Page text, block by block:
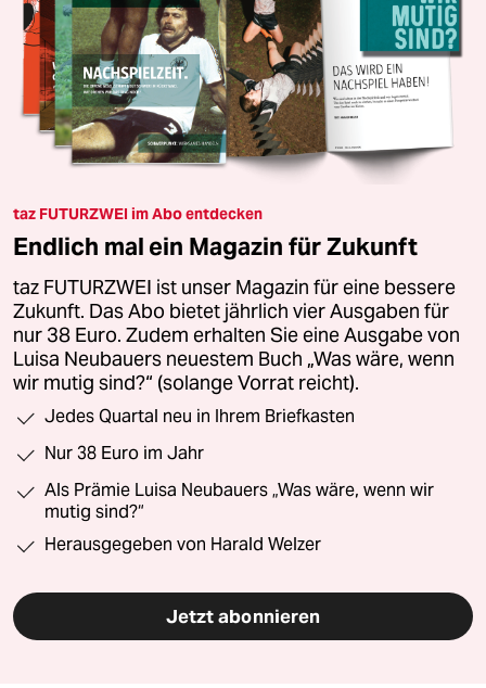
taz FUTURZWEI im Abo entdecken
Endlich mal ein Magazin für Zukunft
taz FUTURZWEI ist unser Magazin für eine bessere
Zukunft. Das Abo bietet jährlich vier Ausgaben für
nur 38 Euro. Zudem erhalten Sie eine Ausgabe von
Luisa Neubauers neuestem Buch „Was wäre, wenn
wir mutig sind?“ (solange Vorrat reicht).
Jedes Quartal neu in Ihrem Briefkasten
Nur 38 Euro im Jahr
Als Prämie Luisa Neubauers „Was wäre, wenn wir
mutig sind?“
Herausgegeben von Harald Welzer
Jetzt abonnieren